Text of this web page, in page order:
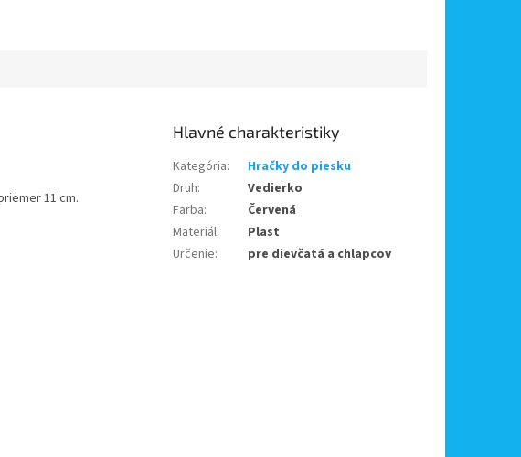
11 cm.
Kategória:
Hračky do piesku
Druh:
Vedierko
Farba:
Červená
Materiál:
Plast
Určenie: pre dievčatá a chlapcov